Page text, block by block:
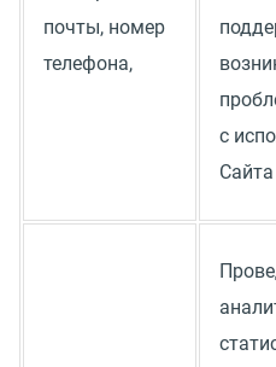
почты, номер
телефона,
с
Сайта